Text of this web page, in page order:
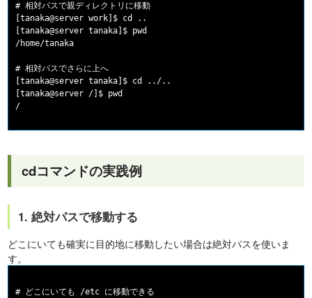
# 相対パスで親ディレクトリに移動
[tanaka@server work]$ cd ..
[tanaka@server tanaka]$ pwd
/home/tanaka
# 相対パスでさらに上へ
[tanaka@server tanaka]$ cd ../..
[tanaka@server /]$ pwd
cdコマンドの実践例
1. 絶対パスで移動する
どこにいても確実に目的地に移動したい場合は絶対パスを使いま
す。
# どこにいても /etc に移動できる